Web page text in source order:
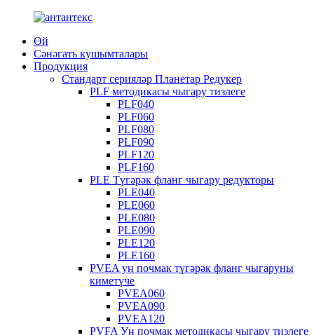
Өй
Сәнәгать кушымталары
Продукция
Стандарт серияләр Планетар Редукер
PLF методикасы чыгару тизлеге
PLF040
PLF060
PLF080
PLF090
PLF120
PLF160
PLE Түгәрәк фланг чыгару редукторы
PLE040
PLE060
PLE080
PLE090
PLE120
PLE160
PVEA уң почмак түгәрәк фланг чыгаруны
киметүче
PVEA060
PVEA090
PVEA120
PVFA Уң почмак методикасы чыгару тизлеге